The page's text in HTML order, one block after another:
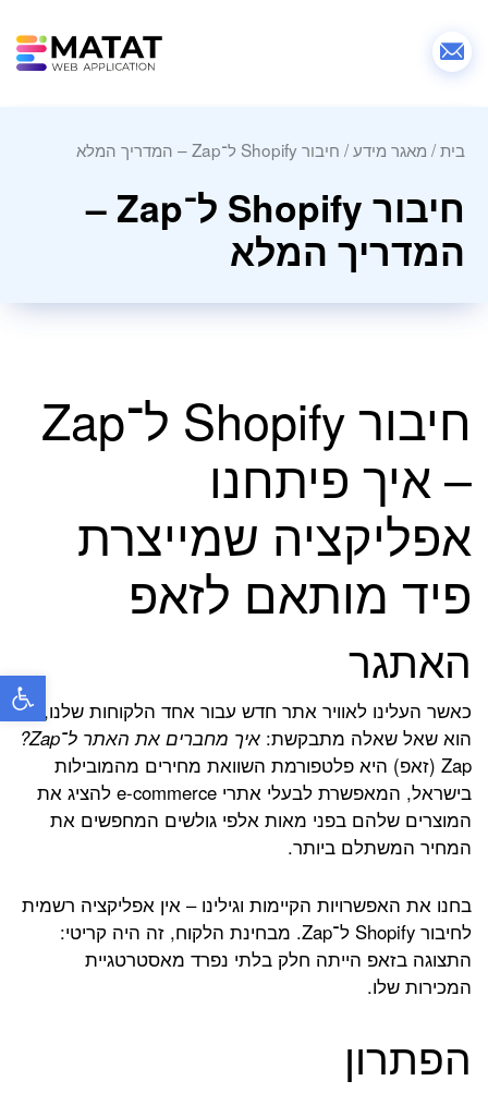
בית/ מאגר מידע/ חיבור Shopify ל־Zap – המדריך המלא
חיבור Shopify ל־Zap –
המדריך המלא
חיבור Shopify ל־Zap
– איך פיתחנו
אפליקציה שמייצרת
פיד מותאם לזאפ
האתגר
כאשר העלינו לאוויר אתר חדש עבור אחד הלקוחות שלנו,
הוא שאל שאלה מתבקשת: איך מחברים את האתר ל־Zap?
Zap (זאפ) היא פלטפורמת השוואת מחירים מהמובילות
בישראל, המאפשרת לבעלי אתרי e-commerce להציג את
המוצרים שלהם בפני מאות אלפי גולשים המחפשים את
המחיר המשתלם ביותר.
בחנו את האפשרויות הקיימות וגילינו – אין אפליקציה רשמית
לחיבור Shopify ל־Zap. מבחינת הלקוח, זה היה קריטי:
התצוגה בזאפ הייתה חלק בלתי נפרד מאסטרטגיית
המכירות שלו.
הפתרון